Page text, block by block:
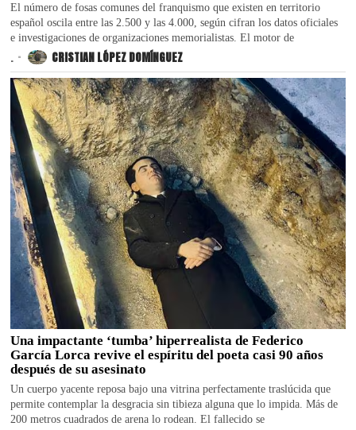
El número de fosas comunes del franquismo que existen en territorio
español oscila entre las 2.500 y las 4.000, según cifran los datos oficiales
e investigaciones de organizaciones memorialistas. El motor de
. CRISTIAN LÓPEZ DOMÍNGUEZ
Una impactante ‘tumba’ hiperrealista de Federico
García Lorca revive el espíritu del poeta casi 90 años
después de su asesinato
Un cuerpo yacente reposa bajo una vitrina perfectamente traslúcida que
permite contemplar la desgracia sin tibieza alguna que lo impida. Más de
200 metros cuadrados de arena lo rodean. El fallecido se